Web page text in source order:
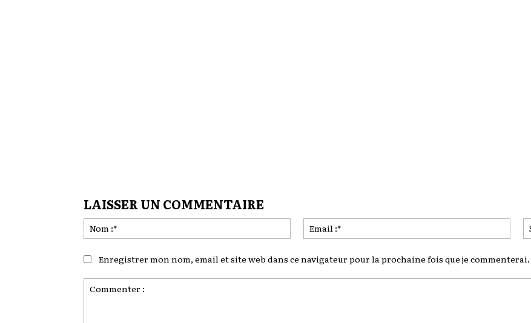
LAISSER UN COMMENTAIRE
:*
Email
:*
Enregistrer mon nom, email et site web dans ce navigateur pour la prochaine fois que je commenterai.